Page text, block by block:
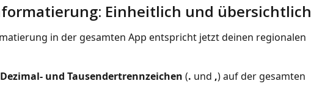
Einheitlich und übersichtlich
in der gesamten App entspricht jetzt deinen regionalen
und Tausendertrennzeichen (. und ,) auf der gesamten